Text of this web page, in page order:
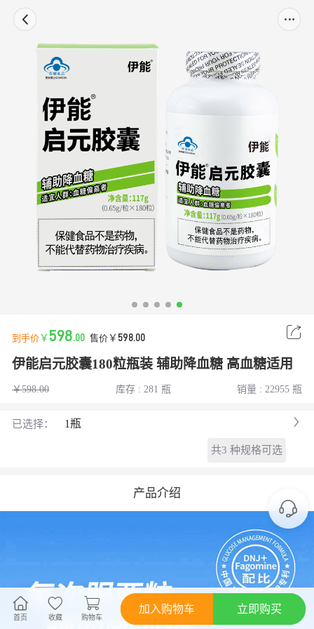
到手价 ￥ 598.00 售价 ￥ 598.00
伊能启元胶囊180粒瓶装 辅助降血糖 高血糖适用
￥598.00 库存 : 281 瓶 销量 : 22955 瓶
已选择： 1瓶
共3 种规格可选
产品介绍
首页 收藏 购物车
加入购物车 立即购买